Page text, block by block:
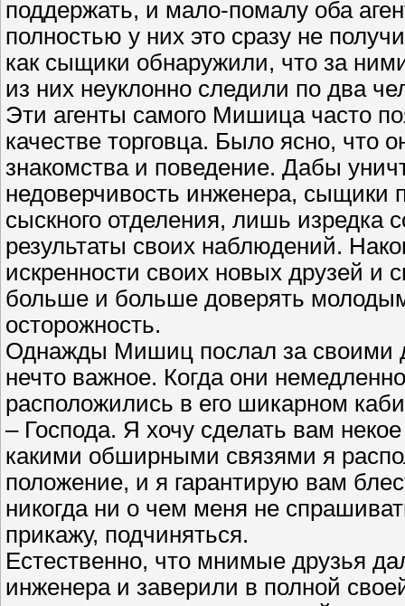
поддержать, и мало-помалу оба
полностью у них это сразу не
как сыщики обнаружили, что за
из них неуклонно следили по два
Эти агенты самого Мишица часто
качестве торговца. Было ясно, что
знакомства и поведение. Дабы
недоверчивость инженера, сыщики
сыскного отделения, лишь изредка
результаты своих наблюдений.
искренности своих новых друзей и
больше и больше доверять
осторожность.
Однажды Мишиц послал за своими
нечто важное. Когда они
расположились в его шикарном
– Господа. Я хочу сделать вам
какими обширными связями я
положение, и я гарантирую вам
никогда ни о чем меня не
прикажу, подчиняться.
Естественно, что мнимые друзья
инженера и заверили в полной